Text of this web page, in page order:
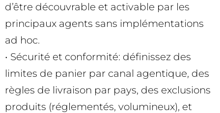
d’être découvrable et activable par les
principaux agents sans implémentations
ad hoc.
• Sécurité et conformité: définissez des
limites de panier par canal agentique, des
règles de livraison par pays, des exclusions
produits (réglementés, volumineux), et